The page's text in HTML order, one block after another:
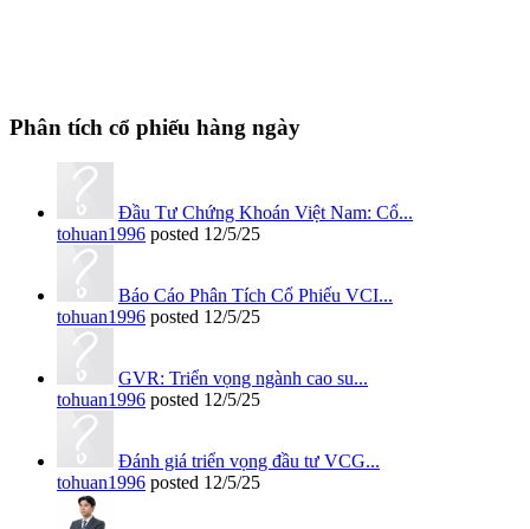
Phân tích cổ phiếu hàng ngày
Đầu Tư Chứng Khoán Việt Nam: Cổ...
tohuan1996 posted 12/5/25
Báo Cáo Phân Tích Cổ Phiếu VCI...
tohuan1996 posted 12/5/25
GVR: Triển vọng ngành cao su...
tohuan1996 posted 12/5/25
Đánh giá triển vọng đầu tư VCG...
tohuan1996 posted 12/5/25